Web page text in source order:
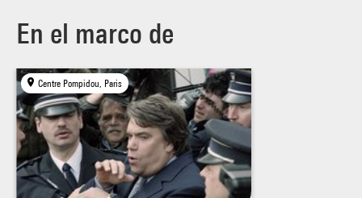
En el marco de
Centre Pompidou, Paris